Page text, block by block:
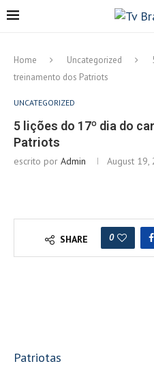
Home Uncategorized
treinamento dos Patriots
UNCATEGORIZED
5 lições do 17º dia do
Patriots
escrito por Admin August 19,
SHARE 0
Patriotas